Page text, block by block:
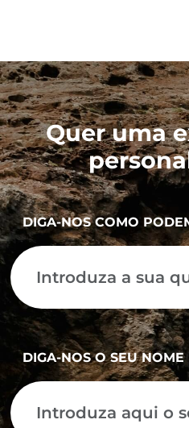
Quer uma
DIGA-NOS COMO
DIGA-NOS O SEU NOME